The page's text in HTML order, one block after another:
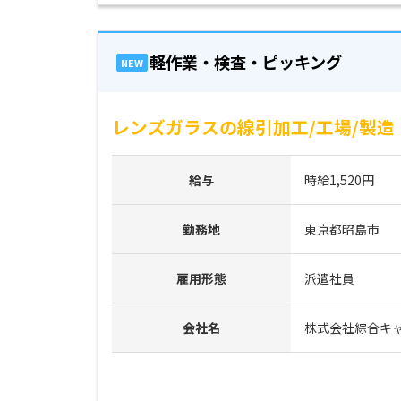
NEW 軽作業・検査・ピッキング
レンズガラスの線引加工/工場/製造
給与 時給1,520円
勤務地 東京都昭島市
雇用形態 派遣社員
会社名 株式会社綜合キ